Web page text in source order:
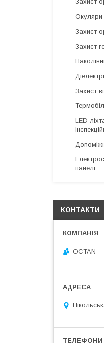
Захист
Окуляри
Захист
Захист
Захист
LED
панелі
КОНТАКТИ
OCTAN